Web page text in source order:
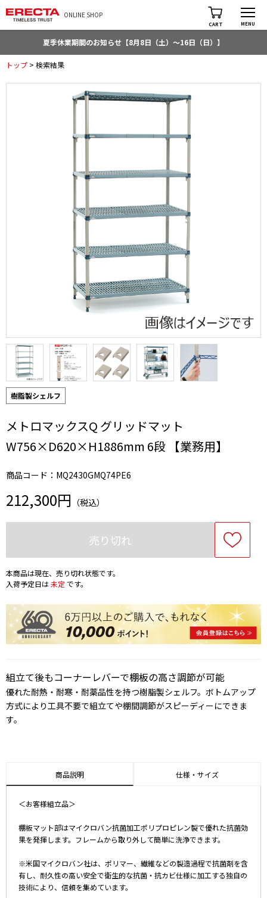
ONLINE SHOP
CART MENU
夏季休業期間のお知らせ【8月8日（土）～16日（日）】
トップ > 検索結果
樹脂製シェルフ
メトロマックスQ グリッドマット
W756×D620×H1886mm 6段 【業務用】
商品コード：MQ2430GMQ74PE6
212,300円 （税込）
売り切れ
本商品は現在、売り切れ状態です。
入荷予定日は未定 です。
組立て後もコーナーレバーで棚板の高さ調節が可能
優れた耐熱・耐寒・耐薬品性を持つ樹脂製シェルフ。ボトムアップ
方式により工具不要で組立てや棚間調節がスピーディーにできま
す。
商品説明 仕様・サイズ
＜お客様組立品＞
棚板マット部はマイクロバン抗菌加工ポリプロピレン製で優れた抗菌効
果を発揮します。フレームから取り外して簡単に洗浄できます。
※米国マイクロバン社は、ポリマー、繊維などの製造過程で抗菌剤を含
有し、耐久性の高い安全で衛生的な抗菌・抗カビ仕様に加工する独自の
技術により、信頼を集めています。